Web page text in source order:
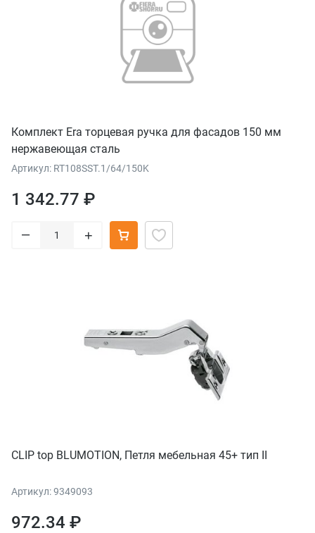
Комплект Era торцевая ручка для фасадов 150 мм
нержавеющая сталь
Артикул: RT108SST.1/64/150K
1 342.77 ₽
– +
CLIP top BLUMOTION, Петля мебельная 45+ тип II
Артикул: 9349093
972.34 ₽